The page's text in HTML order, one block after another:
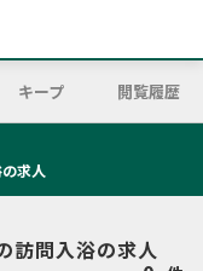
キープ 閲覧履歴
求人
訪問入浴の求人